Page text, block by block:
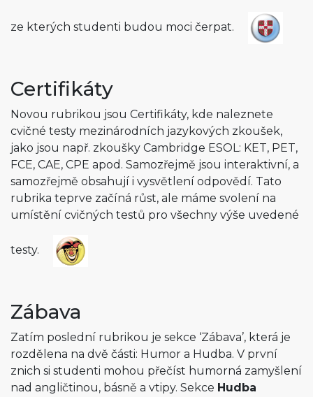
ze kterých studenti budou moci čerpat.
Certifikáty
Novou rubrikou jsou Certifikáty, kde naleznete
cvičné testy mezinárodních jazykových zkoušek,
jako jsou např. zkoušky Cambridge ESOL: KET, PET,
FCE, CAE, CPE apod. Samozřejmě jsou interaktivní, a
samozřejmě obsahují i vysvětlení odpovědí. Tato
rubrika teprve začíná růst, ale máme svolení na
umístění cvičných testů pro všechny výše uvedené
testy.
Zábava
Zatím poslední rubrikou je sekce ‘Zábava’, která je
rozdělena na dvě části: Humor a Hudba. V první
znich si studenti mohou přečíst humorná zamyšlení
nad angličtinou, básně a vtipy. Sekce Hudba